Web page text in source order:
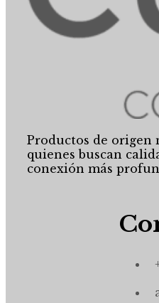
Productos de origen
quienes buscan
conexión más